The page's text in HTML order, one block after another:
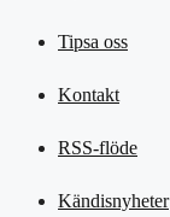
Tipsa oss
Kontakt
RSS-flöde
Kändisnyheter